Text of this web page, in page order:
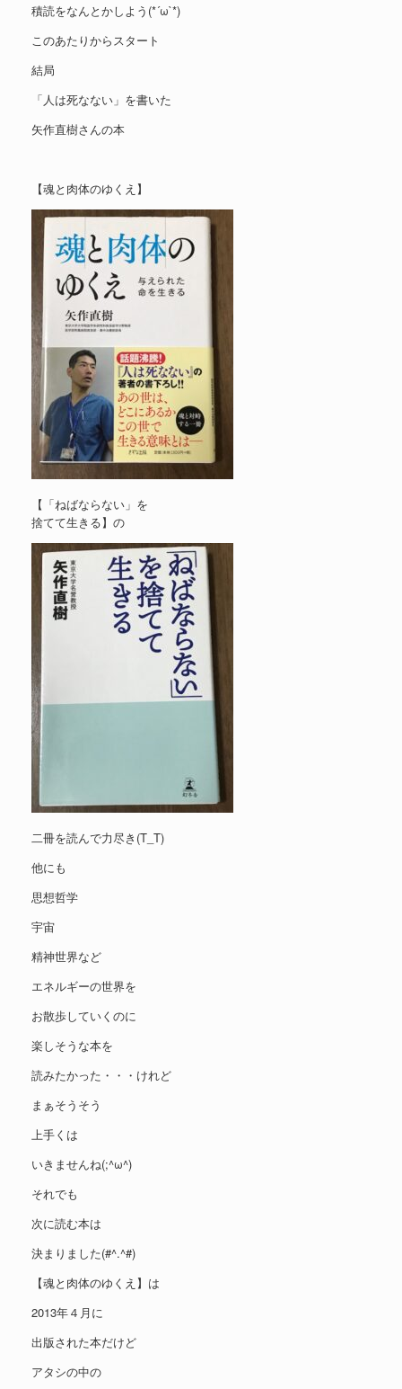
積読をなんとかしよう(*´ω`*)
このあたりからスタート
結局
「人は死なない」を書いた
矢作直樹さんの本
【魂と肉体のゆくえ】
【「ねばならない」を
捨てて生きる】の
二冊を読んで力尽き(T_T)
他にも
思想哲学
宇宙
精神世界など
エネルギーの世界を
お散歩していくのに
楽しそうな本を
読みたかった・・・けれど
まぁそうそう
上手くは
いきませんね(;^ω^)
それでも
次に読む本は
決まりました(#^.^#)
【魂と肉体のゆくえ】は
2013年４月に
出版された本だけど
アタシの中の